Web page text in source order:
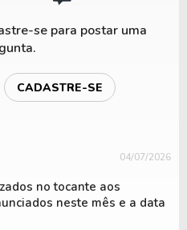
se para postar uma
CADASTRE-SE
04/07/2026
no tocante aos
neste mês e a data